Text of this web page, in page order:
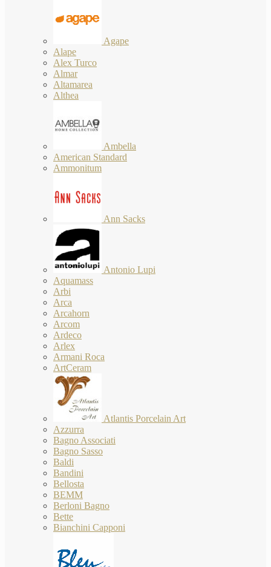
Agape
Alape
Alex Turco
Almar
Altamarea
Althea
Ambella
American Standard
Ammonitum
Ann Sacks
Antonio Lupi
Aquamass
Arbi
Arca
Arcahorn
Arcom
Ardeco
Arlex
Armani Roca
ArtCeram
Atlantis Porcelain Art
Azzurra
Bagno Associati
Bagno Sasso
Baldi
Bandini
Bellosta
BEMM
Berloni Bagno
Bette
Bianchini Capponi